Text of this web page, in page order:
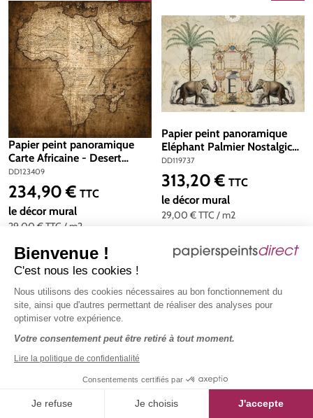
Bienvenue !
C'est nous les cookies !
Nous utilisons des cookies nécessaires au bon fonctionnement du
site, ainsi que d'autres permettant de réaliser des analyses pour
optimiser votre expérience.
Votre consentement peut être retiré à tout moment.
Lire la politique de confidentialité
Consentements certifiés par
Je refuse Je choisis J'accepte
Papier peint panoramique
Carte Africaine - Desert
Lodge de Livingwalls | Réf.
DD123409
DD123409
29,00 €TTC / m2
Prix régulier :
234,90 € TTC
le décor mural
Papier peint panoramique
Eléphant Palmier Nostalgic
Elefant - Référence
DD119737 - Intissé 200g/m2
- Standard 400 x 270
DD119737
29,00 €TTC / m2
Prix régulier :
313,20 € TTC
le décor mural